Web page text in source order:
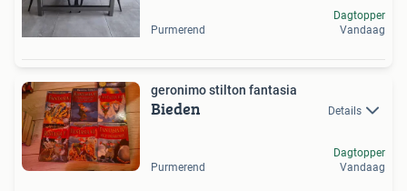
Purmerend
Dagtopper
Vandaag
geronimo stilton fantasia
Bieden Details
Purmerend
Dagtopper
Vandaag